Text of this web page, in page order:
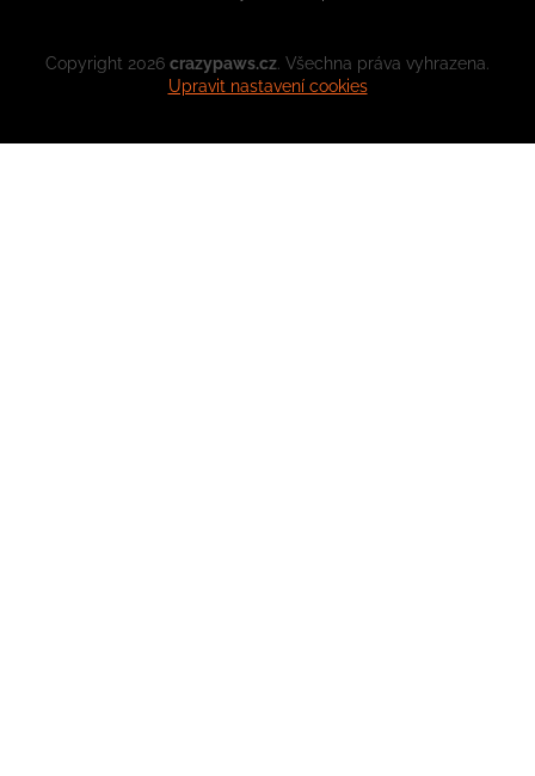
Copyright 2026 crazypaws.cz . Všechna práva vyhrazena.
Upravit nastavení cookies